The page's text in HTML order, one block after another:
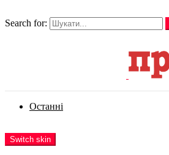
Search for:
Останні
Switch skin